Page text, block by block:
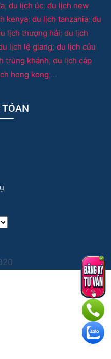
; du lịch úc; du lịch new
kenya; du lịch tanzania; du
lịch thượng hải; du lịch
lịch lệ giang; du lịch cửu
trùng khánh; du lịch cáp
hong kong;...